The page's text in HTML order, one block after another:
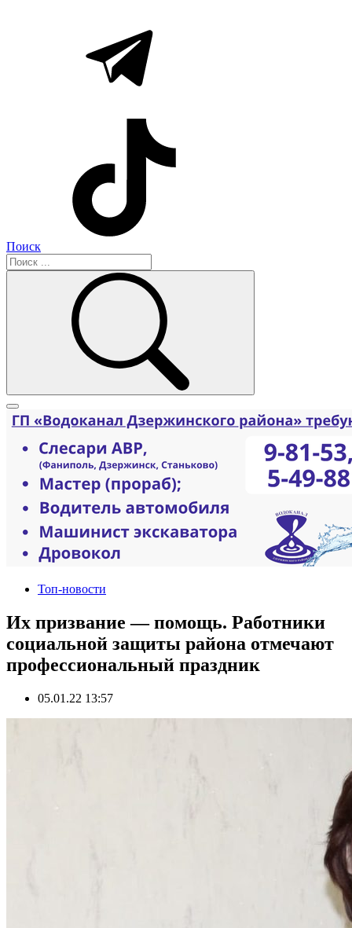
Поиск
Топ-новости
Их призвание — помощь. Работники
социальной защиты района отмечают
профессиональный праздник
05.01.22 13:57